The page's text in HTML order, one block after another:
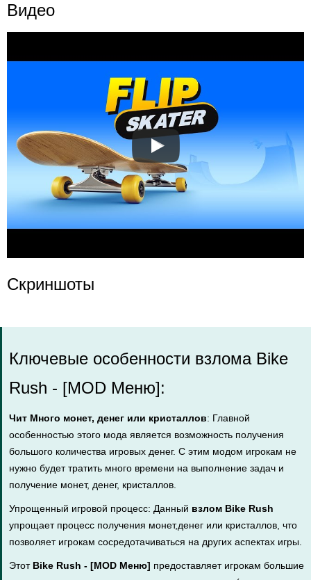
Видео
Скриншоты
Ключевые особенности взлома Bike
Rush - [MOD Меню]:
Чит Много монет, денег или кристаллов: Главной
особенностью этого мода является возможность получения
большого количества игровых денег. С этим модом игрокам не
нужно будет тратить много времени на выполнение задач и
получение монет, денег, кристаллов.
Упрощенный игровой процесс: Данный взлом Bike Rush
упрощает процесс получения монет,денег или кристаллов, что
позволяет игрокам сосредотачиваться на других аспектах игры.
Этот Bike Rush - [MOD Меню] предоставляет игрокам большие